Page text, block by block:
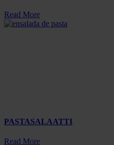
Read More
PASTASALAATTI
Read More